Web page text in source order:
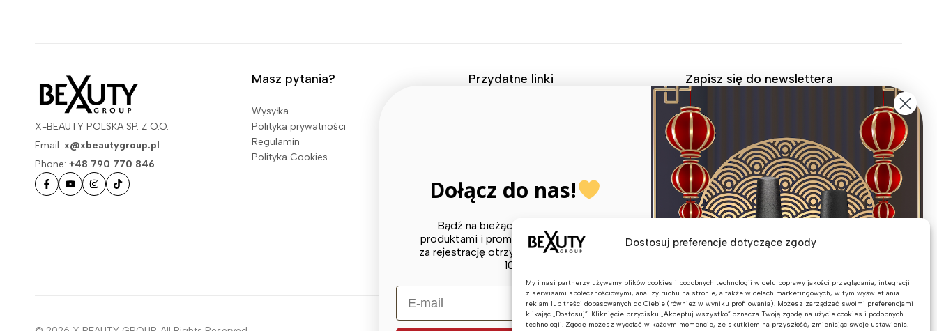
Dostosuj preferencje dotyczące zgody
My i nasi partnerzy używamy plików cookies i podobnych technologii w celu poprawy jakości przeglądania, integracji
z serwisami społecznościowymi, analizy ruchu na stronie, a także w celach marketingowych, w tym wyświetlania
reklam lub treści dopasowanych do Ciebie (również w wyniku profilowania). Możesz zarządzać swoimi preferencjami
klikając „Dostosuj”. Kliknięcie przycisku „Akceptuj wszystko” oznacza Twoją zgodę na użycie cookies i podobnych
technologii. Zgodę możesz wycofać w każdym momencie, ze skutkiem na przyszłość, zmieniając swoje ustawienia.
X-BEAUTY POLSKA SP. Z O.O.
Email: x@xbeautygroup.pl
Phone: +48 790 770 846
Masz pytania?
Wysyłka
Polityka prywatności
Regulamin
Polityka Cookies
Przydatne linki Zapisz się do newslettera
Zapisz się i zaklep najnowsze produkty,
wyprzedaże oraz informacje o wydarzeniach i
więcej.
Email
Zapisz się
Dołącz do nas!
Bądź na bieżąco z najnowszymi
produktami i promocjami! Dodatkowo
za rejestrację otrzymasz kod rabatowy
10%!
E-mail